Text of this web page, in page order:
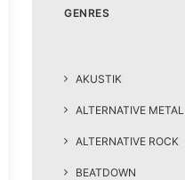
GENRES
AKUSTIK
ALTERNATIVE METAL
ALTERNATIVE ROCK
BEATDOWN